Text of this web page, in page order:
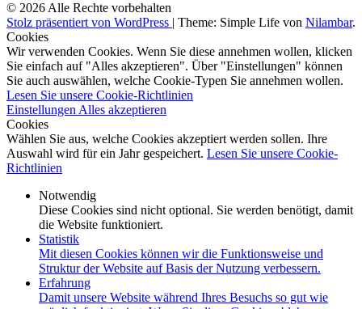
© 2026 Alle Rechte vorbehalten
Stolz präsentiert von WordPress | Theme: Simple Life von Nilambar.
Cookies
Wir verwenden Cookies. Wenn Sie diese annehmen wollen, klicken
Sie einfach auf "Alles akzeptieren". Über "Einstellungen" können
Sie auch auswählen, welche Cookie-Typen Sie annehmen wollen.
Lesen Sie unsere Cookie-Richtlinien
Einstellungen Alles akzeptieren
Cookies
Wählen Sie aus, welche Cookies akzeptiert werden sollen. Ihre
Auswahl wird für ein Jahr gespeichert. Lesen Sie unsere Cookie-
Richtlinien
Notwendig
Diese Cookies sind nicht optional. Sie werden benötigt, damit
die Website funktioniert.
Statistik
Mit diesen Cookies können wir die Funktionsweise und
Struktur der Website auf Basis der Nutzung verbessern.
Erfahrung
Damit unsere Website während Ihres Besuchs so gut wie